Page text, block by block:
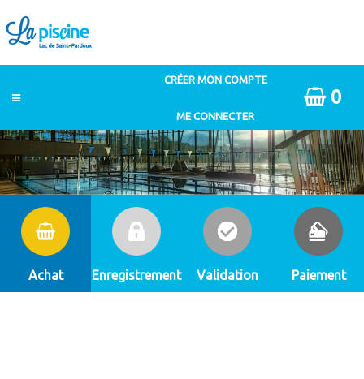
0
Achat Enregistrement Validation Paiement